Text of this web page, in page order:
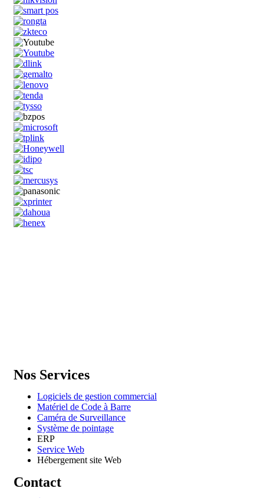
Nos Services
Logiciels de gestion commercial
Matériel de Code à Barre
Caméra de Surveillance
Système de pointage
ERP
Service Web
Hébergement site Web
Contact